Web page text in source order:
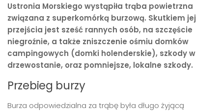
Ustronia Morskiego wystąpiła trąba powietrzna
związana z superkomórką burzową. Skutkiem jej
przejścia jest sześć rannych osób, na szczęście
niegroźnie, a także zniszczenie ośmiu domków
campingowych (domki holenderskie), szkody w
drzewostanie, oraz pomniejsze, lokalne szkody.
Przebieg burzy
Burza odpowiedzialna za trąbę była długo żyjącą